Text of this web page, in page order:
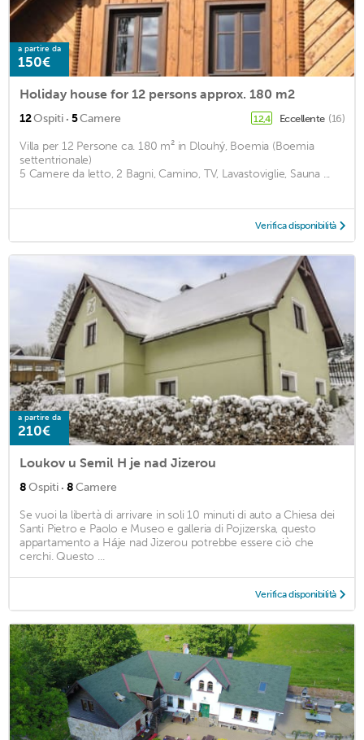
a partire da
150€
Holiday house for 12 persons approx. 180 m2
12Ospiti · 5Camere 12,4 Eccellente (16)
Villa per 12 Persone ca. 180 m² in Dlouhý, Boemia (Boemia
settentrionale)
5 Camere da letto, 2 Bagni, Camino, TV, Lavastoviglie, Sauna ...
Verifica disponibilità
a partire da
210€
Loukov u Semil H je nad Jizerou
8Ospiti · 8Camere
Se vuoi la libertà di arrivare in soli 10 minuti di auto a Chiesa dei
Santi Pietro e Paolo e Museo e galleria di Pojizerska, questo
appartamento a Háje nad Jizerou potrebbe essere ciò che
cerchi. Questo ...
Verifica disponibilità